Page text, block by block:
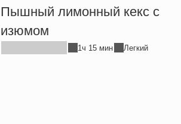
Пышный лимонный кекс с
изюмом
1ч 15 мин Легкий